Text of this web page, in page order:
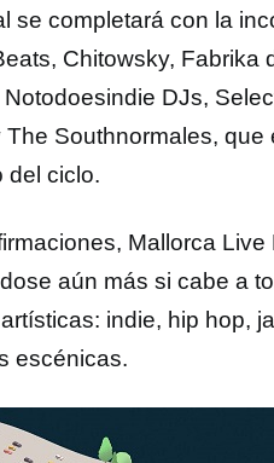
se completará con la
Chitowsky, Fabrika
DJs,
Southnormales,
del ciclo.
Mallorca
aún más si cabe a
indie, hip hop,
escénicas.